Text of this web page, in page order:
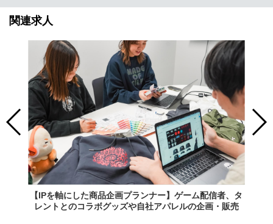
関連求人
【IPを軸にした商品企画プランナー】ゲーム配信者、タ
レントとのコラボグッズや自社アパレルの企画・販売